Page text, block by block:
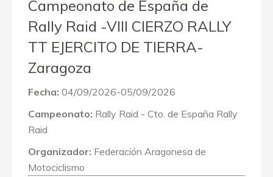
Campeonato de España de
Rally Raid -VIII CIERZO RALLY
TT EJERCITO DE TIERRA-
Zaragoza
Fecha: 04/09/2026-05/09/2026
Campeonato: Rally Raid - Cto. de España Rally
Raid
Organizador: Federación Aragonesa de
Motociclismo